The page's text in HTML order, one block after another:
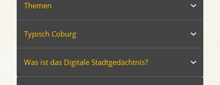
Themen
Typisch Coburg
Was ist das Digitale Stadtgedächtnis?